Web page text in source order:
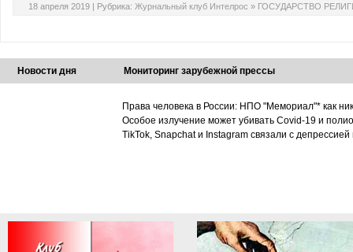
18 апреля 2019 | Рубрика: Журнальный клуб Интелрос » ГОСУДАРСТВО
Новости дня Мониторинг зарубежной прессы
Права человека в России: НПО "Мемориал"* как
Особое излучение может убивать Covid-19 и
TikTok, Snapchat и Instagram связали с